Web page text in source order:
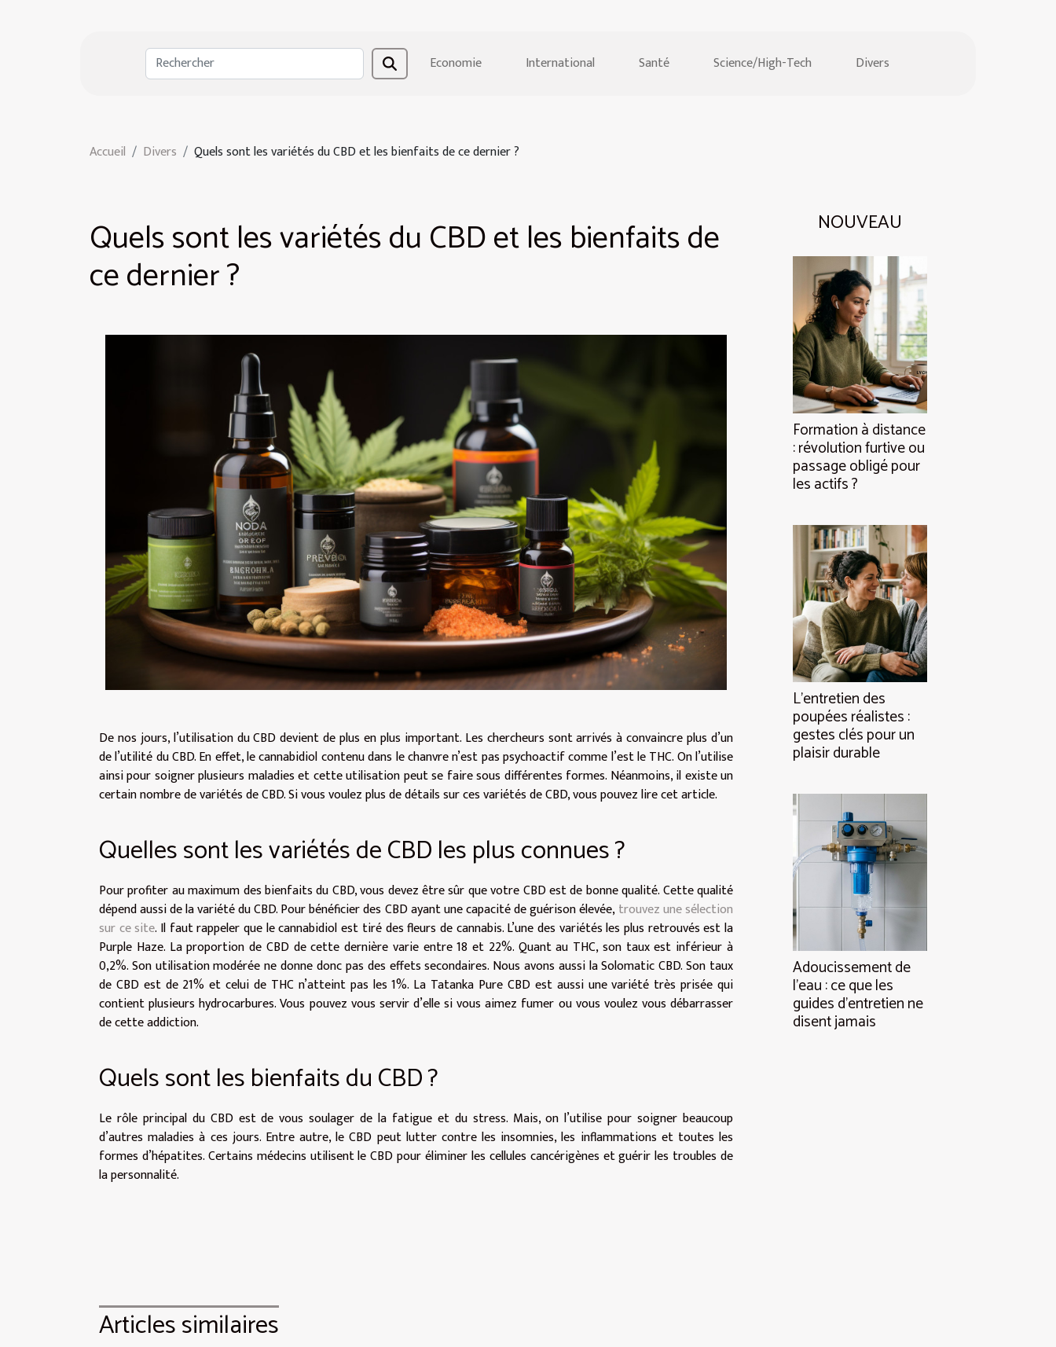
Economie International Santé Science/High-Tech Divers
Accueil Divers Quels sont les variétés du CBD et les bienfaits de ce dernier ?
Quels sont les variétés du CBD et les bienfaits de
ce dernier ?
De nos jours, l’utilisation du CBD devient de plus en plus important. Les chercheurs sont arrivés à convaincre plus d’un
de l’utilité du CBD. En effet, le cannabidiol contenu dans le chanvre n’est pas psychoactif comme l’est le THC. On l’utilise
ainsi pour soigner plusieurs maladies et cette utilisation peut se faire sous différentes formes. Néanmoins, il existe un
certain nombre de variétés de CBD. Si vous voulez plus de détails sur ces variétés de CBD, vous pouvez lire cet article.
Quelles sont les variétés de CBD les plus connues ?
Pour profiter au maximum des bienfaits du CBD, vous devez être sûr que votre CBD est de bonne qualité. Cette qualité
dépend aussi de la variété du CBD. Pour bénéficier des CBD ayant une capacité de guérison élevée,trouvez une sélection
sur ce site. Il faut rappeler que le cannabidiol est tiré des fleurs de cannabis. L’une des variétés les plus retrouvés est la
Purple Haze. La proportion de CBD de cette dernière varie entre 18 et 22%. Quant au THC, son taux est inférieur à
0,2%. Son utilisation modérée ne donne donc pas des effets secondaires. Nous avons aussi la Solomatic CBD. Son taux
de CBD est de 21% et celui de THC n’atteint pas les 1%. La Tatanka Pure CBD est aussi une variété très prisée qui
contient plusieurs hydrocarbures. Vous pouvez vous servir d’elle si vous aimez fumer ou vous voulez vous débarrasser
de cette addiction.
Quels sont les bienfaits du CBD ?
Le rôle principal du CBD est de vous soulager de la fatigue et du stress. Mais, on l’utilise pour soigner beaucoup
d’autres maladies à ces jours. Entre autre, le CBD peut lutter contre les insomnies, les inflammations et toutes les
formes d’hépatites. Certains médecins utilisent le CBD pour éliminer les cellules cancérigènes et guérir les troubles de
la personnalité.
NOUVEAU
Formation à distance
: révolution furtive ou
passage obligé pour
les actifs ?
L’entretien des
poupées réalistes :
gestes clés pour un
plaisir durable
Adoucissement de
l’eau : ce que les
guides d’entretien ne
disent jamais
Articles similaires